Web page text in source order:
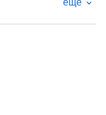
около дома. До
км.